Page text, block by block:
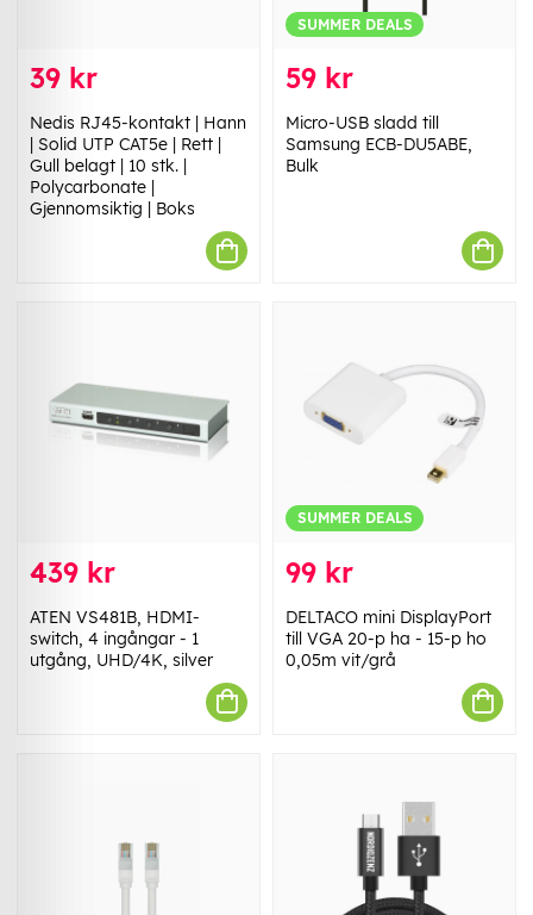
39 kr
Nedis RJ45-kontakt | Hann
| Solid UTP CAT5e | Rett |
Gull belagt | 10 stk. |
Polycarbonate |
Gjennomsiktig | Boks
SUMMER DEALS
59 kr
Micro-USB sladd till
Samsung ECB-DU5ABE,
Bulk
439 kr
ATEN VS481B, HDMI-
switch, 4 ingångar - 1
utgång, UHD/4K, silver
SUMMER DEALS
99 kr
DELTACO mini DisplayPort
till VGA 20-p ha - 15-p ho
0,05m vit/grå